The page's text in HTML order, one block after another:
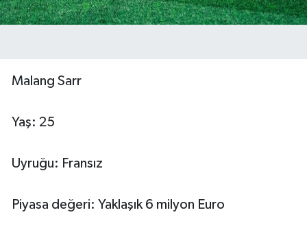
Malang Sarr
Yaş: 25
Uyruğu: Fransız
Piyasa değeri: Yaklaşık 6 milyon Euro